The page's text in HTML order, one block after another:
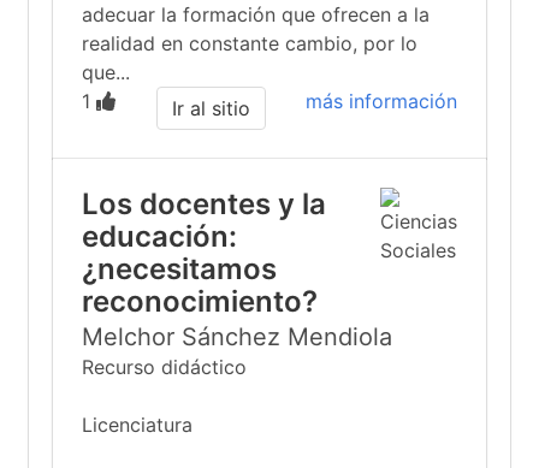
adecuar la formación que ofrecen a la
realidad en constante cambio, por lo
que...
1
más información
Ir al sitio
Los docentes y la
educación:
¿necesitamos
reconocimiento?
Melchor Sánchez Mendiola
Recurso didáctico
Licenciatura